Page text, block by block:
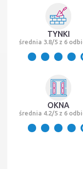
TYNKI
średnia 3.8/5 z 6
OKNA
średnia 4.2/5 z 6